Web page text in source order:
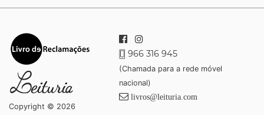
Copyright © 2026
966 316 945
(Chamada para a rede móvel
nacional)
livros@leituria.com